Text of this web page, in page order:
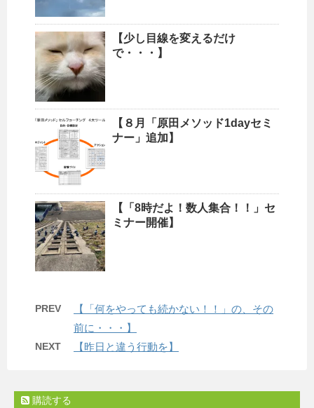
【少し目線を変えるだけ
で・・・】
【８月「原田メソッド1dayセミ
ナー」追加】
【「8時だよ！数人集合！！」セ
ミナー開催】
PREV
【「何をやっても続かない！！」の、その
前に・・・】
NEXT 【昨日と違う行動を】
購読する